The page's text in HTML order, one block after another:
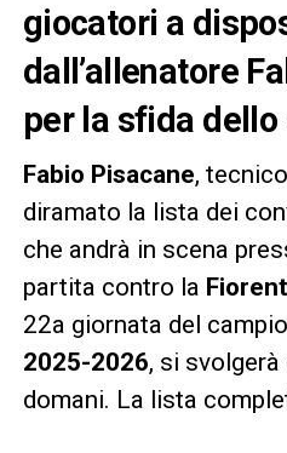
giocatori a
dall’allenatore
per la sfida
Fabio Pisacane,
diramato la lista dei
che andrà in scena
partita contro la
22a giornata del
2025-2026, si
domani. La lista